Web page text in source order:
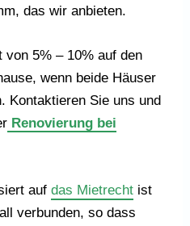
das wir anbieten.
von 5% – 10% auf den
wenn beide Häuser
Kontaktieren Sie uns und
Renovierung bei
aufdas Mietrecht ist
verbunden, so dass